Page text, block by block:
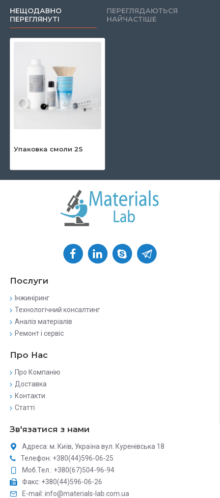
НЕЩОДАВНО
ПЕРЕГЛЯНУТІ
ПЕРЕГЛЯДАЮТЬСЯ
НАЙЧАСТІШЕ
Упаковка смоли 2S
Послуги
Інжиніринг
Технологічний консалтинг
Аналіз матеріалів
Ремонт і сервіс
Про Нас
Про Компанію
Доставка
Контакти
Статті
Зв'язатися з нами
Адреса: м. Київ, Україна вул. Куренівська 18
Телефон: +380(44)596-06-25
Моб.Тел.: +380(67)504-96-94
Факс: +380(44)596-06-26
E-mail: info@materials-lab.com.ua